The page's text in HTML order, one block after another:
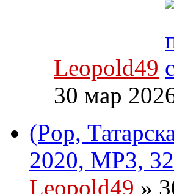
Leopold49
30 мар
(Pop,
2020, MP3,
Leopold49 »